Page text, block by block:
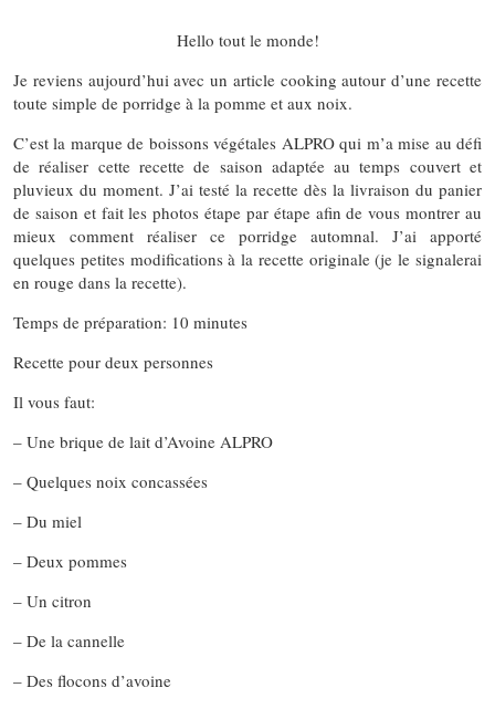
Hello tout le monde!
Je reviens aujourd’hui avec un article cooking autour d’une recette
toute simple de porridge à la pomme et aux noix.
C’est la marque de boissons végétales ALPRO qui m’a mise au défi
de réaliser cette recette de saison adaptée au temps couvert et
pluvieux du moment. J’ai testé la recette dès la livraison du panier
de saison et fait les photos étape par étape afin de vous montrer au
mieux comment réaliser ce porridge automnal. J’ai apporté
quelques petites modifications à la recette originale (je le signalerai
en rouge dans la recette).
Temps de préparation: 10 minutes
Recette pour deux personnes
Il vous faut:
– Une brique de lait d’Avoine ALPRO
– Quelques noix concassées
– Du miel
– Deux pommes
– Un citron
– De la cannelle
– Des flocons d’avoine